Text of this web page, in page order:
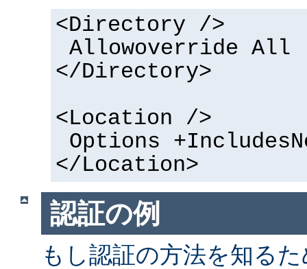
<Directory />
Allowoverride All
</Directory>
<Location />
Options
</Location>
認証の例
もし認証の方法を知る